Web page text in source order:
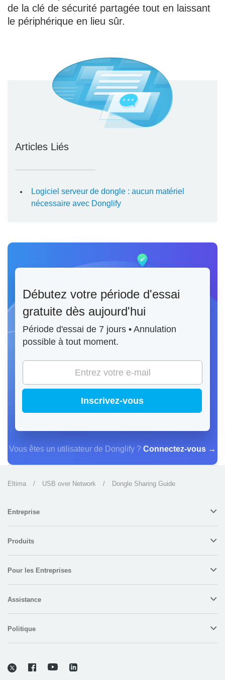
de la clé de sécurité partagée tout en laissant
le périphérique en lieu sûr.
Articles Liés
Logiciel serveur de dongle : aucun matériel
nécessaire avec Donglify
Débutez votre période d'essai
gratuite dès aujourd'hui
Période d'essai de 7 jours • Annulation
possible à tout moment.
Inscrivez-vous
Vous êtes un utilisateur de Donglify ? Connectez-vous →
Eltima / USB over Network / Dongle Sharing Guide
Entreprise
Produits
Pour les Entreprises
Assistance
Politique